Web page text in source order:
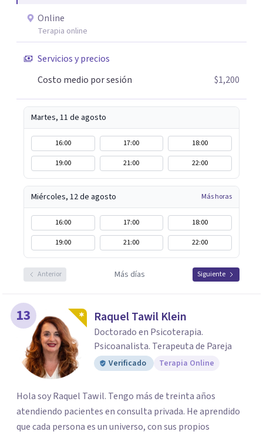
Online
Terapia online
Servicios y precios
Costo medio por sesión
$1,200
Martes, 11 de agosto
16:00 17:00
18:00
19:00
21:00 22:00
Miércoles, 12 de agosto Más horas
16:00 17:00
18:00
19:00
21:00 22:00
Anterior Más días Siguiente
13 Raquel Tawil Klein
Doctorado en Psicoterapia.
Psicoanalista. Terapeuta de Pareja
Verificado Terapia Online
Hola soy Raquel Tawil. Tengo más de treinta años
atendiendo pacientes en consulta privada. He aprendido
que cada persona es un universo, con sus propios